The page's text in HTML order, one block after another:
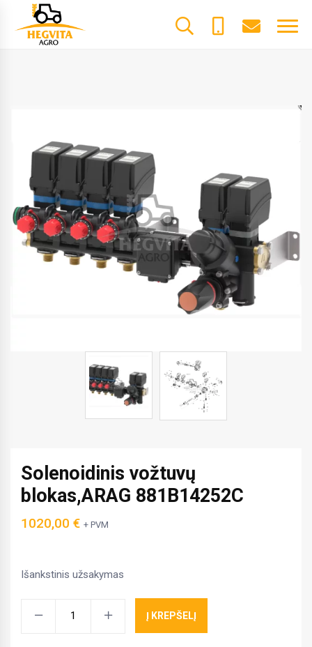
Solenoidinis vožtuvų
blokas,ARAG 881B14252C
1020,00 € + PVM
Išankstinis užsakymas
Į KREPŠELĮ